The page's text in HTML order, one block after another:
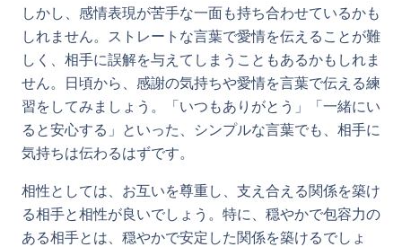
しかし、感情表現が苦手な一面も持ち合わせているかも
しれません。ストレートな言葉で愛情を伝えることが難
しく、相手に誤解を与えてしまうこともあるかもしれま
せん。日頃から、感謝の気持ちや愛情を言葉で伝える練
習をしてみましょう。「いつもありがとう」「一緒にい
ると安心する」といった、シンプルな言葉でも、相手に
気持ちは伝わるはずです。
相性としては、お互いを尊重し、支え合える関係を築け
る相手と相性が良いでしょう。特に、穏やかで包容力の
ある相手とは、穏やかで安定した関係を築けるでしょ